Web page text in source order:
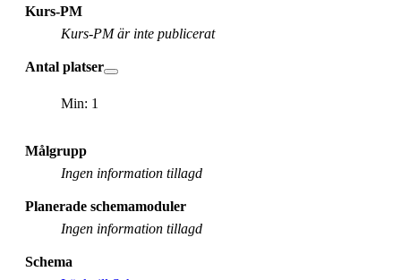
Kurs-PM
Kurs-PM är inte publicerat
Antal platser
Min: 1
Målgrupp
Ingen information tillagd
Planerade schemamoduler
Ingen information tillagd
Schema